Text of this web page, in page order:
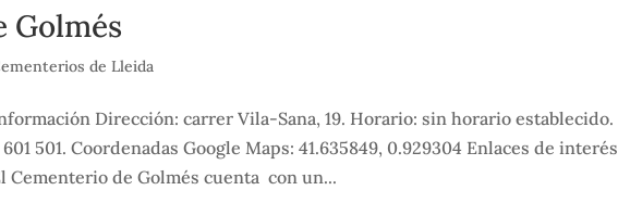
Golmés
de Lleida
Dirección: carrer Vila-Sana, 19. Horario: sin horario establecido.
501. Coordenadas Google Maps: 41.635849, 0.929304 Enlaces de interés
Cementerio de Golmés cuenta con un...